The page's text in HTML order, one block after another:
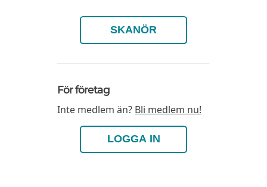
SKANÖR
För företag
Inte medlem än? Bli medlem nu!
LOGGA IN